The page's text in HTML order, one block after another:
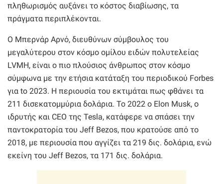
πληθωρισμός αυξάνει το κόστος διαβίωσης, τα
πράγματα περιπλέκονται.
Ο Μπερνάρ Αρνό, διευθύνων σύμβουλος του
μεγαλύτερου στον κόσμο ομίλου ειδών πολυτελείας
LVMH, είναι ο πιο πλούσιος άνθρωπος στον κόσμο
σύμφωνα με την ετήσια κατάταξη του περιοδικού Forbes
για to 2023. Η περιουσία του εκτιμάται πως φθάνει τα
211 δισεκατομμύρια δολάρια. Το 2022 ο Elon Musk, ο
ιδρυτής και CEO της Tesla, κατάφερε να σπάσει την
παντοκρατορία του Jeff Bezos, που κρατούσε από το
2018, με περιουσία που αγγίζει τα 219 δις. δολάρια, ενώ
εκείνη του Jeff Bezos, τα 171 δις. δολάρια.